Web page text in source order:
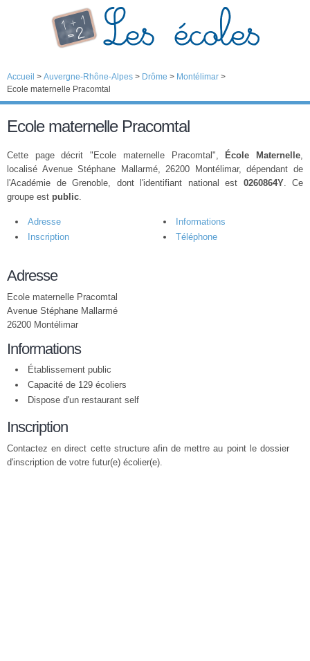
Accueil > Auvergne-Rhône-Alpes > Drôme > Montélimar >
Ecole maternelle Pracomtal
Ecole maternelle Pracomtal
Cette page décrit "Ecole maternelle Pracomtal", École Maternelle,
localisé Avenue Stéphane Mallarmé, 26200 Montélimar, dépendant de
l'Académie de Grenoble, dont l'identifiant national est 0260864Y. Ce
groupe est public.
Adresse
Informations
Inscription
Téléphone
Adresse
Ecole maternelle Pracomtal
Avenue Stéphane Mallarmé
26200 Montélimar
Informations
Établissement public
Capacité de 129 écoliers
Dispose d'un restaurant self
Inscription
Contactez en direct cette structure afin de mettre au point le dossier
d'inscription de votre futur(e) écolier(e).